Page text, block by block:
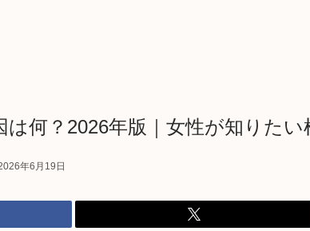
は何？2026年版｜女性が知りた
年6月19日